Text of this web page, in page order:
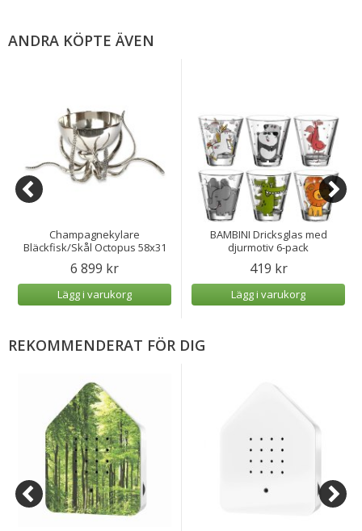
ANDRA KÖPTE ÄVEN
Champagnekylare
Bläckfisk/Skål Octopus 58x31
cm
6 899 kr
Lägg i varukorg
BAMBINI Dricksglas med
djurmotiv 6-pack
419 kr
Lägg i varukorg
REKOMMENDERAT FÖR DIG